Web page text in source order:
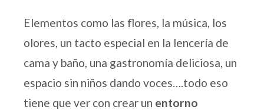
Elementos como las flores, la música, los
olores, un tacto especial en la lencería de
cama y baño, una gastronomía deliciosa, un
espacio sin niños dando voces….todo eso
tiene que ver con crear un entorno